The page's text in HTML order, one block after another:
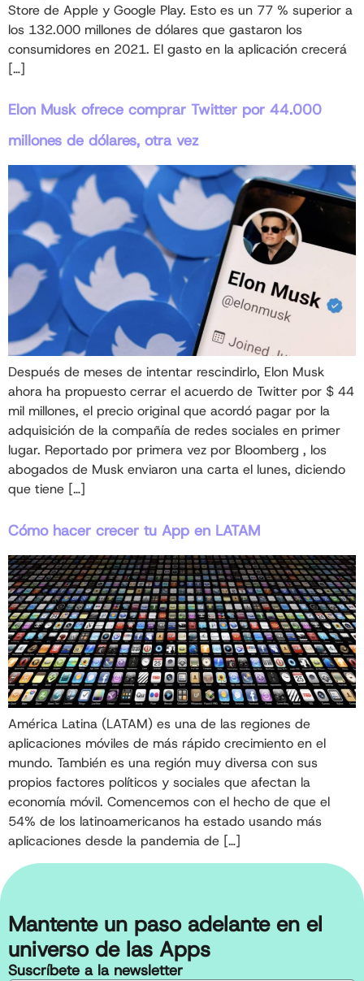
Store de Apple y Google Play. Esto es un 77 % superior a
los 132.000 millones de dólares que gastaron los
consumidores en 2021. El gasto en la aplicación crecerá
[…]
Elon Musk ofrece comprar Twitter por 44.000
millones de dólares, otra vez
Después de meses de intentar rescindirlo, Elon Musk
ahora ha propuesto cerrar el acuerdo de Twitter por $ 44
mil millones, el precio original que acordó pagar por la
adquisición de la compañía de redes sociales en primer
lugar. Reportado por primera vez por Bloomberg , los
abogados de Musk enviaron una carta el lunes, diciendo
que tiene […]
Cómo hacer crecer tu App en LATAM
América Latina (LATAM) es una de las regiones de
aplicaciones móviles de más rápido crecimiento en el
mundo. También es una región muy diversa con sus
propios factores políticos y sociales que afectan la
economía móvil. Comencemos con el hecho de que el
54% de los latinoamericanos ha estado usando más
aplicaciones desde la pandemia de […]
Mantente un paso adelante en el
universo de las Apps
Suscríbete a la newsletter